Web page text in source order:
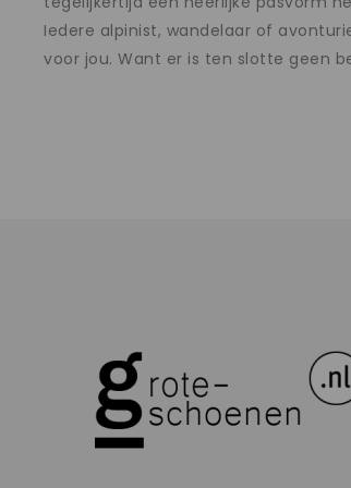
Iedere alpinist, wandelaar of
voor jou. Want er is ten slotte geen